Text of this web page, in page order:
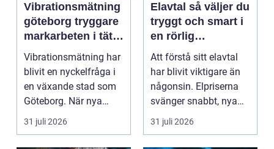
Vibrationsmätning
göteborg tryggare
markarbeten i tät
stadsmiljö
Vibrationsmätning har
blivit en nyckelfråga i
en växande stad som
Göteborg. När nya
bostäder, broar,...
31 juli 2026
Elavtal så väljer du
tryggt och smart i
en rörlig
elmarknad
Att förstå sitt elavtal
har blivit viktigare än
någonsin. Elpriserna
svänger snabbt, nya
typer av av...
31 juli 2026